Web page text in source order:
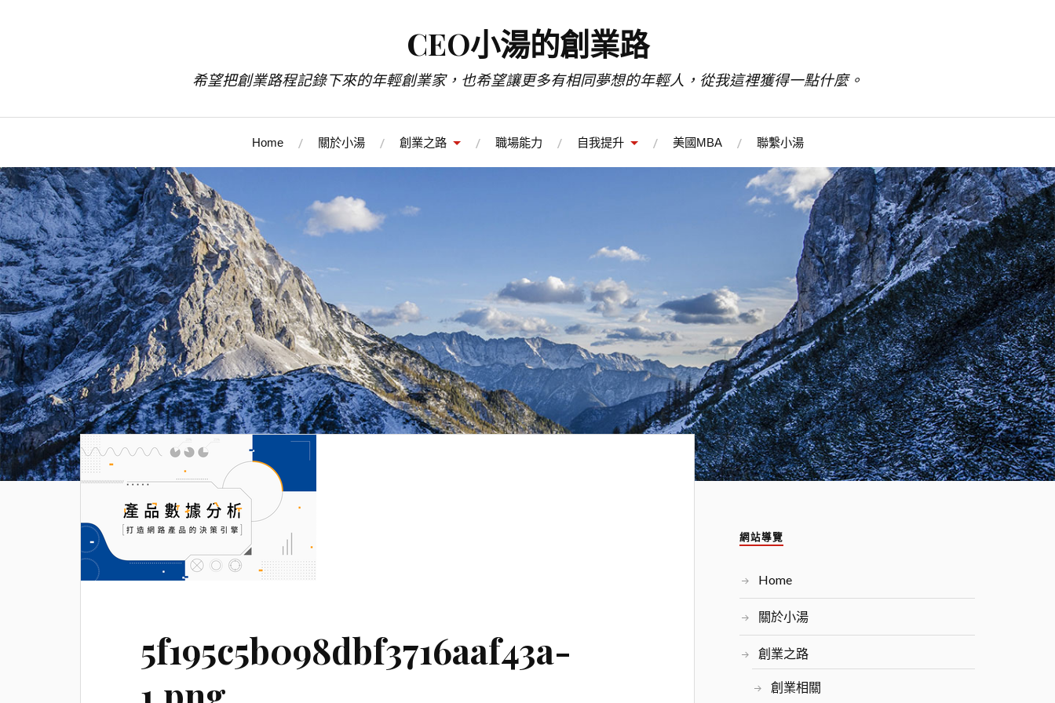
CEO小湯的創業路
希望把創業路程記錄下來的年輕創業家，也希望讓更多有相同夢想的年輕人，從我這裡獲得一點什麼。
Home 關於小湯 創業之路 職場能力 自我提升 美國MBA 聯繫小湯
5f195c5b098dbf3716aaf43a-
網站導覽
Home
關於小湯
創業之路
創業相關